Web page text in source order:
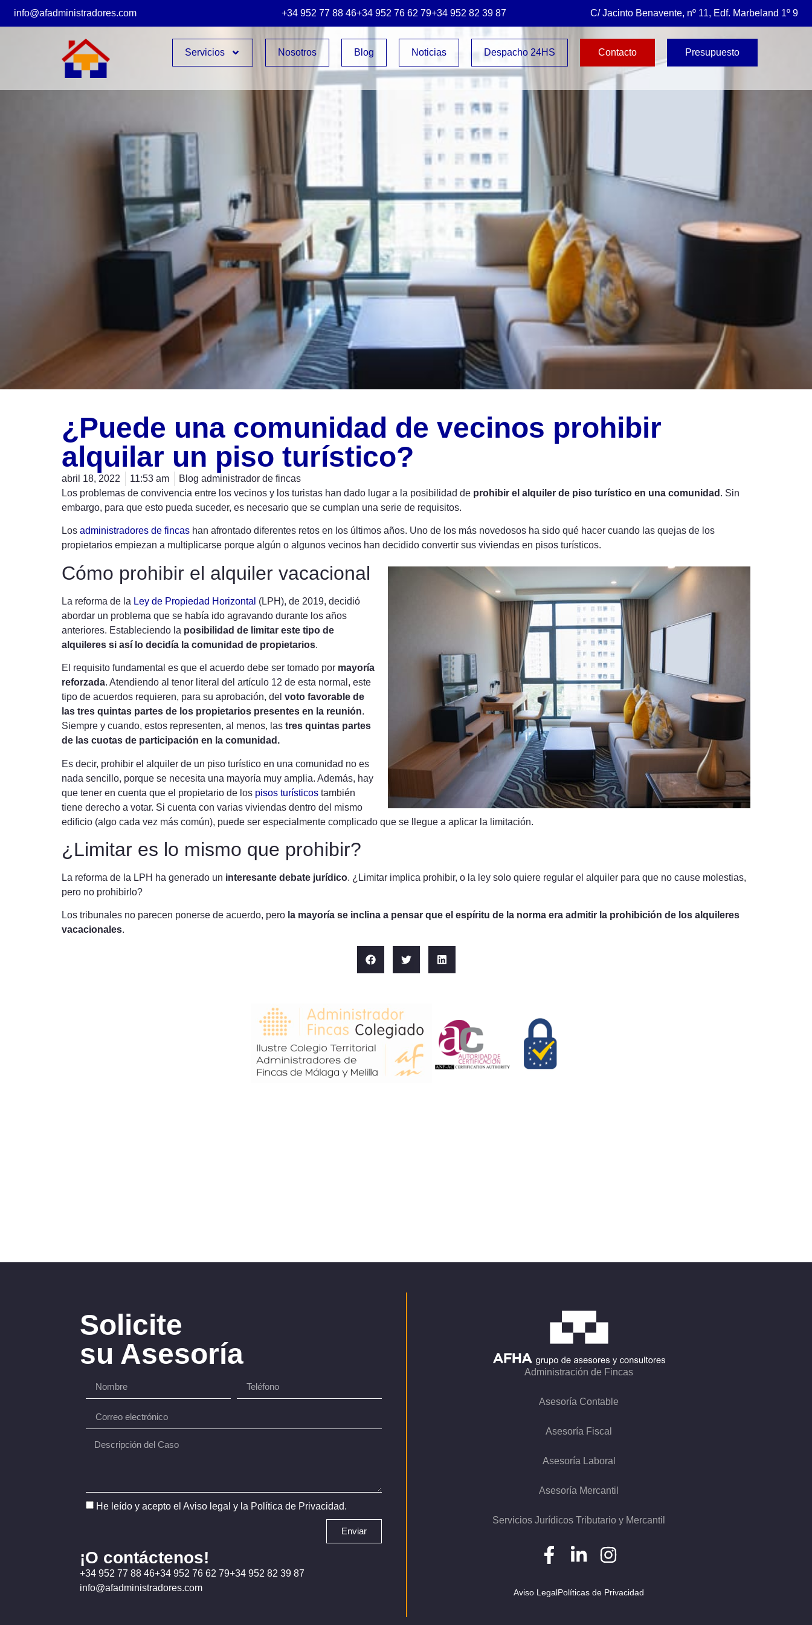
info@afadministradores.com +34 952 77 88 46+34 952 76 62 79+34 952 82 39 87 C/ Jacinto Benavente, nº 11, Edf. Marbeland 1º 9
Servicios Nosotros Blog Noticias Despacho 24HS Contacto Presupuesto
¿Puede una comunidad de vecinos prohibir
alquilar un piso turístico?
abril 18, 2022 11:53 am
Blog administrador de fincas
Los problemas de convivencia entre los vecinos y los turistas han dado lugar a la posibilidad de prohibir el alquiler de piso turístico en una comunidad . Sin
embargo, para que esto pueda suceder, es necesario que se cumplan una serie de requisitos.
Los administradores de fincas han afrontado diferentes retos en los últimos años. Uno de los más novedosos ha sido qué hacer cuando las quejas de los
propietarios empiezan a multiplicarse porque algún o algunos vecinos han decidido convertir sus viviendas en pisos turísticos.
Cómo prohibir el alquiler vacacional
La reforma de la Ley de Propiedad Horizontal (LPH), de 2019, decidió
abordar un problema que se había ido agravando durante los años
anteriores. Estableciendo la posibilidad de limitar este tipo de
alquileres si así lo decidía la comunidad de propietarios.
El requisito fundamental es que el acuerdo debe ser tomado por mayoría
reforzada. Atendiendo al tenor literal del artículo 12 de esta normal, este
tipo de acuerdos requieren, para su aprobación, del voto favorable de
las tres quintas partes de los propietarios presentes en la reunión.
Siempre y cuando, estos representen, al menos, las tres quintas partes
de las cuotas de participación en la comunidad.
Es decir, prohibir el alquiler de un piso turístico en una comunidad no es
nada sencillo, porque se necesita una mayoría muy amplia. Además, hay
que tener en cuenta que el propietario de los pisos turísticos también
tiene derecho a votar. Si cuenta con varias viviendas dentro del mismo
edificio (algo cada vez más común), puede ser especialmente complicado que se llegue a aplicar la limitación.
¿Limitar es lo mismo que prohibir?
La reforma de la LPH ha generado un interesante debate jurídico. ¿Limitar implica prohibir, o la ley solo quiere regular el alquiler para que no cause molestias,
pero no prohibirlo?
Los tribunales no parecen ponerse de acuerdo, pero la mayoría se inclina a pensar que el espíritu de la norma era admitir la prohibición de los alquileres
vacacionales.
Solicite
su Asesoría
He leído y acepto el Aviso legal y la Política de Privacidad.
Enviar
¡O contáctenos!
+34 952 77 88 46+34 952 76 62 79+34 952 82 39 87
info@afadministradores.com
Administración de Fincas
Asesoría Contable
Asesoría Fiscal
Asesoría Laboral
Asesoría Mercantil
Servicios Jurídicos Tributario y Mercantil
Aviso LegalPolíticas de Privacidad